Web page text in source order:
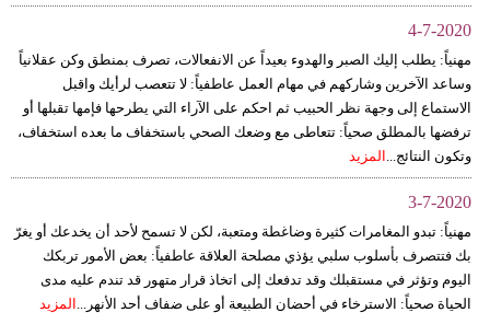
4-7-2020
مهنياً: يطلب إليك الصبر والهدوء بعيداً عن الانفعالات، تصرف بمنطق وكن عقلانياً
وساعد الآخرين وشاركهم في مهام العمل عاطفياً: لا تتعصب لرأيك واقبل
الاستماع إلى وجهة نظر الحبيب ثم احكم على الآراء التي يطرحها فإمها تقبلها أو
ترفضها بالمطلق صحياً: تتعاطى مع وضعك الصحي باستخفاف ما بعده استخفاف،
وتكون النتائج... المزيد
3-7-2020
مهنياً: تبدو المغامرات كثيرة وضاغطة ومتعبة، لكن لا تسمح لأحد أن يخدعك أو يغرّ
بك فتتصرف بأسلوب سلبي يؤذي مصلحة العلاقة عاطفياً: بعض الأمور تربكك
اليوم وتؤثر في مستقبلك وقد تدفعك إلى اتخاذ قرار متهور قد تندم عليه مدى
الحياة صحياً: الاسترخاء في أحضان الطبيعة أو على ضفاف أحد الأنهر... المزيد